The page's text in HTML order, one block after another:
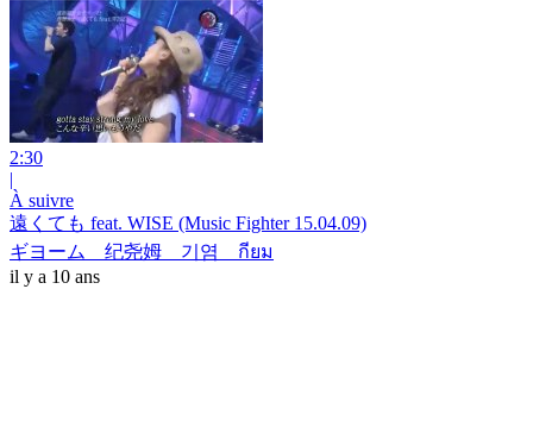
2:30
|
À suivre
遠くても feat. WISE (Music Fighter 15.04.09)
ギヨーム 纪尧姆 기염 กียม
il y a 10 ans